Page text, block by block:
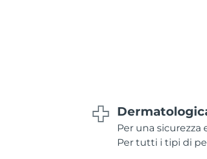
Per una sicurezza
Per tutti i tipi di